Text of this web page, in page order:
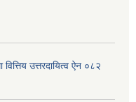
उत्तरदायित्व ऐन ०८२